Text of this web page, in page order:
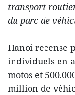
transport
du parc de
Hanoi recense
individuels en
motos et
million de